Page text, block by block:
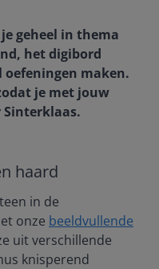
geheel in thema
het digibord
oefeningen maken.
je met jouw
haard
in de
onze beeldvullende
uit verschillende
knisperend